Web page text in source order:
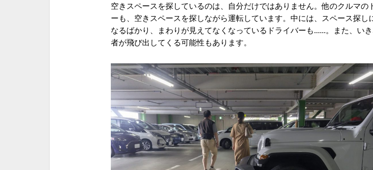
空きスペースを探しているのは、自分だけではありません。他のクルマの
ーも、空きスペースを探しながら運転しています。中には、スペース探し
なるばかり、まわりが見えてなくなっているドライバーも......。また、い
者が飛び出してくる可能性もあります。